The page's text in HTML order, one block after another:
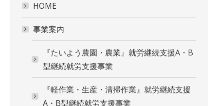
HOME
事業案内
『たいよう農園・農業』就労継続支援A・B
型継続就労支援事業
『軽作業・生産・清掃作業』就労継続支援
A・B型継続就労支援事業